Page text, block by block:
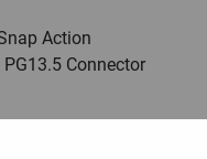
Action
Connector